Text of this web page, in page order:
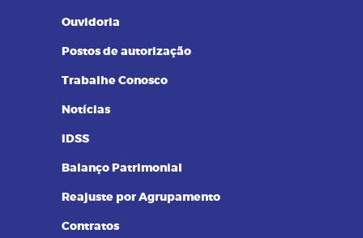
Ouvidoria
Postos de autorização
Trabalhe Conosco
Notícias
IDSS
Balanço Patrimonial
Reajuste por Agrupamento
Contratos